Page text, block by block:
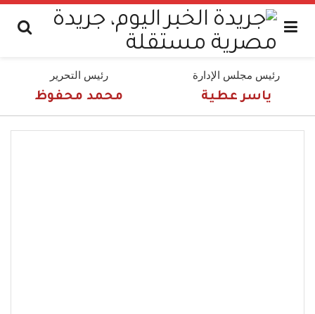
رئيس مجلس الإدارة
ياسر عطية
رئيس التحرير
محمد محفوظ